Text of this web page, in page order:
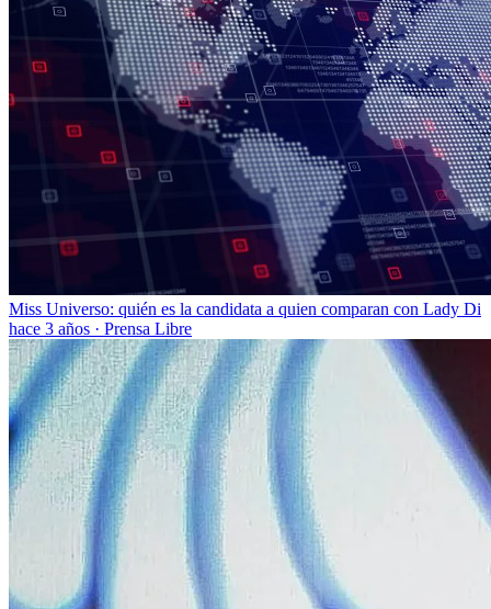
Miss Universo: quién es la candidata a quien comparan con Lady Di
hace 3 años · Prensa Libre